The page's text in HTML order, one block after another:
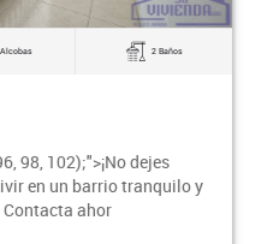
2 Baños
98, 102);">¡No dejes
en un barrio tranquilo y
ahor